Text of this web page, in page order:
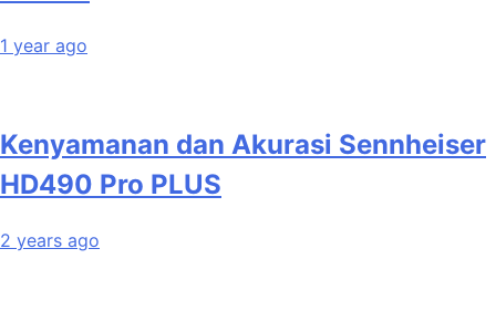
1 year ago
Kenyamanan dan Akurasi Sennheiser
HD490 Pro PLUS
2 years ago